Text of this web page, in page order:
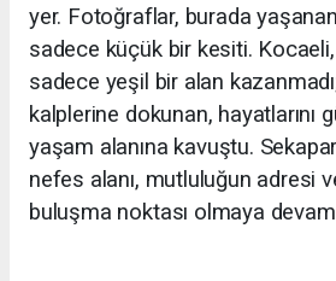
yer. Fotoğraflar, burada
sadece küçük bir kesiti.
sadece yeşil bir alan
kalplerine dokunan, hayatlarını
yaşam alanına kavuştu.
nefes alanı, mutluluğun adresi
buluşma noktası olmaya